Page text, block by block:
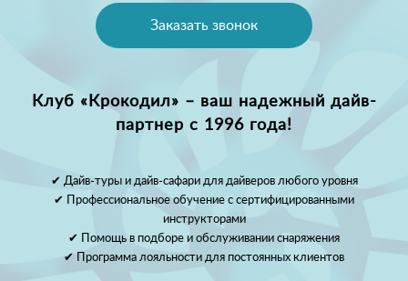
Заказать звонок
Клуб «Крокодил» – ваш надежный дайв-
партнер с 1996 года!
✔ Дайв-туры и дайв-сафари для дайверов любого уровня
✔ Профессиональное обучение с сертифицированными
инструкторами
✔ Помощь в подборе и обслуживании снаряжения
✔ Программа лояльности для постоянных клиентов